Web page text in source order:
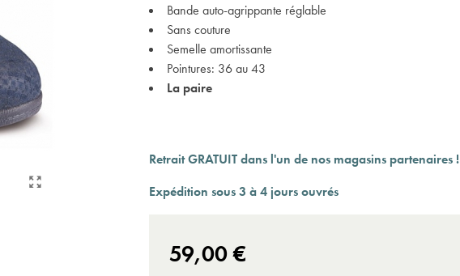
Bande auto-agrippante réglable
Sans couture
Semelle amortissante
Pointures: 36 au 43
La paire
Retrait GRATUIT dans l'un de nos magasins partenaires !
Expédition sous 3 à 4 jours ouvrés
59,00 €